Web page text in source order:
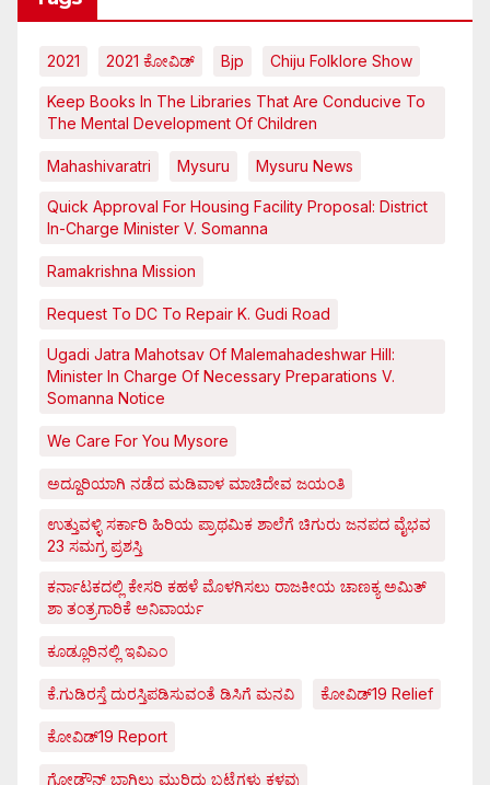
2021 2021 ಕೋವಿಡ್‌ Bjp Chiju Folklore Show
Keep Books In The Libraries That Are Conducive To
The Mental Development Of Children
Mahashivaratri Mysuru Mysuru News
Quick Approval For Housing Facility Proposal: District
In-Charge Minister V. Somanna
Ramakrishna Mission
Request To DC To Repair K. Gudi Road
Ugadi Jatra Mahotsav Of Malemahadeshwar Hill:
Minister In Charge Of Necessary Preparations V.
Somanna Notice
We Care For You Mysore
ಅದ್ದೂರಿಯಾಗಿ ನಡೆದ ಮಡಿವಾಳ ಮಾಚಿದೇವ ಜಯಂತಿ
ಉತ್ತುವಳ್ಳಿ ಸರ್ಕಾರಿ ಹಿರಿಯ ಪ್ರಾಥಮಿಕ ಶಾಲೆಗೆ ಚಿಗುರು ಜನಪದ ವೈಭವ
23 ಸಮಗ್ರ ಪ್ರಶಸ್ತಿ
ಕರ್ನಾಟಕದಲ್ಲಿ ಕೇಸರಿ ಕಹಳೆ ಮೊಳಗಿಸಲು ರಾಜಕೀಯ ಚಾಣಕ್ಯ ಅಮಿತ್
ಶಾ ತಂತ್ರಗಾರಿಕೆ ಅನಿವಾರ್ಯ
ಕೂಡ್ಲೂರಿನಲ್ಲಿ ಇವಿಎಂ
ಕೆ.ಗುಡಿರಸ್ತೆ ದುರಸ್ತಿಪಡಿಸುವಂತೆ ಡಿಸಿಗೆ ಮನವಿ ಕೋವಿಡ್‌19 Relief
ಕೋವಿಡ್‌19 Report
ಗೋಡೌನ್ ಬಾಗಿಲು ಮುರಿದು ಬಟ್ಟೆಗಳು ಕಳವು